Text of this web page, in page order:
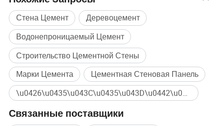
Стена Цемент
Деревоцемент
Водонепроницаемый Цемент
Строительство Цементной Стены
Марки Цемента
Цементная Стеновая Панель
\u0426\u0435\u043C\u0435\u043D\u0442\u043D\u044B\u0439 \u041F\u043E\u043B\u0438\u043C\u0435\u0440\u043D\u044B\u0439 \u041F\u043E\u0440\u043E\u0448\u043E\u043A Массовая покупка
Связанные поставщики